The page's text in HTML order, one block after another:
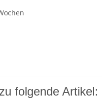
folgende Artikel: